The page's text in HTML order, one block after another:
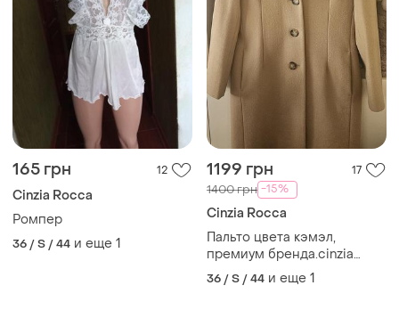
165 грн 12
Cinzia Rocca
Ромпер
36 / S / 44 и еще 1
1199 грн 17
1400 грн -15%
Cinzia Rocca
Пальто цвета кэмэл,
премиум бренда.cinzia
rocca100% шерсть.
36 / S / 44 и еще 1